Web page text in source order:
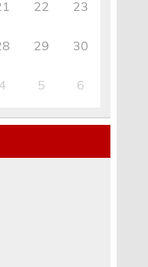
22 23
29 30
4 5 6